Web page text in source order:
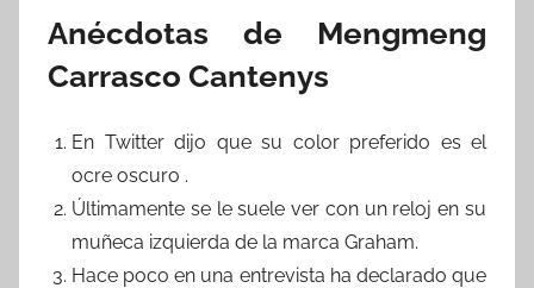
Anécdotas de Mengmeng
Carrasco Cantenys
En Twitter dijo que su color preferido es el
ocre oscuro .
Últimamente se le suele ver con un reloj en su
muñeca izquierda de la marca Graham.
Hace poco en una entrevista ha declarado que